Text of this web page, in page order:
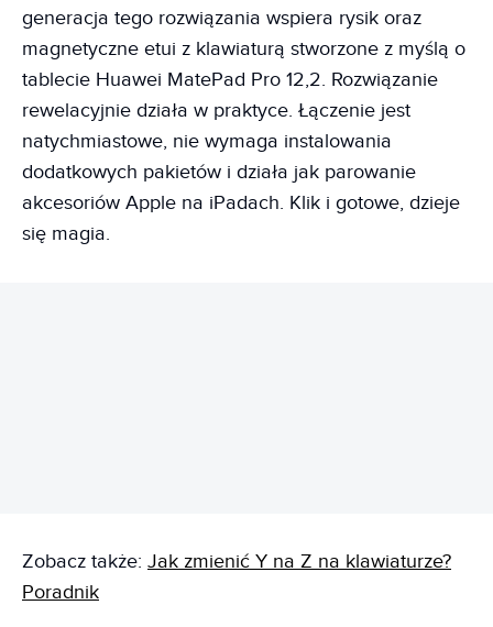
generacja tego rozwiązania wspiera rysik oraz
magnetyczne etui z klawiaturą stworzone z myślą o
tablecie Huawei MatePad Pro 12,2. Rozwiązanie
rewelacyjnie działa w praktyce. Łączenie jest
natychmiastowe, nie wymaga instalowania
dodatkowych pakietów i działa jak parowanie
akcesoriów Apple na iPadach. Klik i gotowe, dzieje
się magia.
Zobacz także: Jak zmienić Y na Z na klawiaturze?
Poradnik